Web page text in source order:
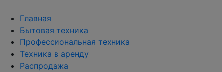
Главная
Бытовая техника
Профессиональная техника
Техника в аренду
Распродажа